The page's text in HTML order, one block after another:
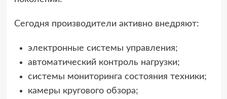
Сегодня производители активно внедряют:
электронные системы управления;
автоматический контроль нагрузки;
системы мониторинга состояния техники;
камеры кругового обзора;